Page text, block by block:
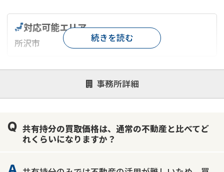
事務所詳細
対応可能エリア
所沢市
対応が親身 オンライン面談可能
レスポンスが早い
1億円以上の買取可
続きを読む
共有持分の買取価格は、通常の不動産と比べてど
れくらいになりますか？